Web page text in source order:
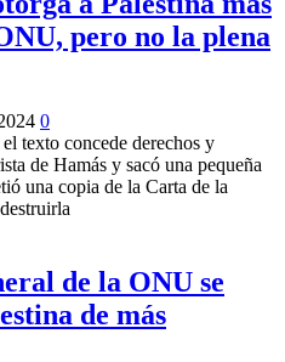
pero no la plena
0
texto concede derechos y
de Hamás y sacó una pequeña
una copia de la Carta de la
de la ONU se
de más